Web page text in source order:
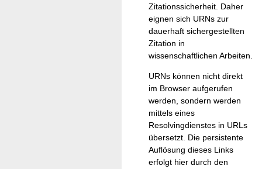
Zitationssicherheit. Daher
eignen sich URNs zur
dauerhaft sichergestellten
Zitation in
wissenschaftlichen Arbeiten.
URNs können nicht direkt
im Browser aufgerufen
werden, sondern werden
mittels eines
Resolvingdienstes in URLs
übersetzt. Die persistente
Auflösung dieses Links
erfolgt hier durch den